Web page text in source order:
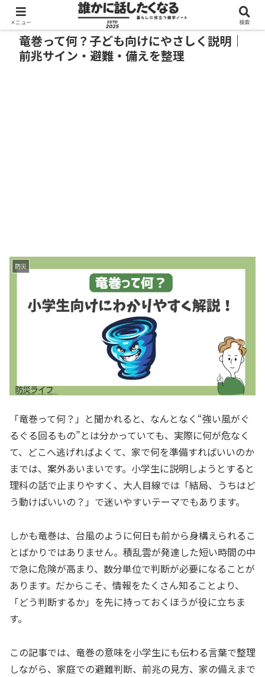
竜巻って何？子ども向けにやさしく説明｜
前兆サイン・避難・備えを整理
防災
「竜巻って何？」と聞かれると、なんとなく“強い風がぐ
るぐる回るもの”とは分かっていても、実際に何が危なく
て、どこへ逃げればよくて、家で何を準備すればいいのか
までは、案外あいまいです。小学生に説明しようとすると
理科の話で止まりやすく、大人目線では「結局、うちはど
う動けばいいの？」で迷いやすいテーマでもあります。
しかも竜巻は、台風のように何日も前から身構えられるこ
とばかりではありません。積乱雲が発達した短い時間の中
で急に危険が高まり、数分単位で判断が必要になることが
あります。だからこそ、情報をたくさん知ることより、
「どう判断するか」を先に持っておくほうが役に立ちま
す。
この記事では、竜巻の意味を小学生にも伝わる言葉で整理
しながら、家庭での避難判断、前兆の見方、家の備えまで
メニュー 検索